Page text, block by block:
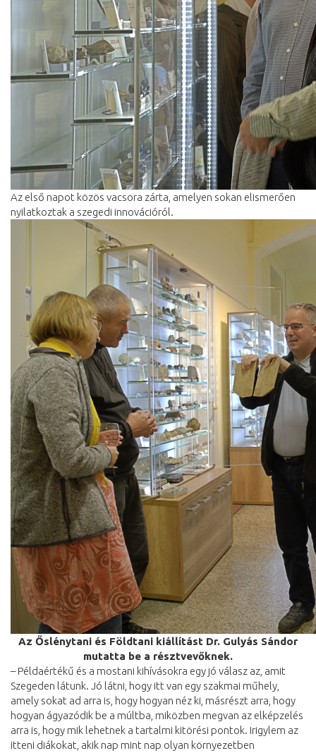
Az első napot közös vacsora zárta, amelyen sokan elismerően
nyilatkoztak a szegedi innovációról.
Az Őslénytani és Földtani kiállítást Dr. Gulyás Sándor
mutatta be a résztvevőknek.
– Példaértékű és a mostani kihívásokra egy jó válasz az, amit
Szegeden látunk. Jó látni, hogy itt van egy szakmai műhely,
amely sokat ad arra is, hogy hogyan néz ki, másrészt arra, hogy
hogyan ágyazódik be a múltba, miközben megvan az elképzelés
arra is, hogy mik lehetnek a tartalmi kitörési pontok. Irigylem az
itteni diákokat, akik nap mint nap olyan környezetben